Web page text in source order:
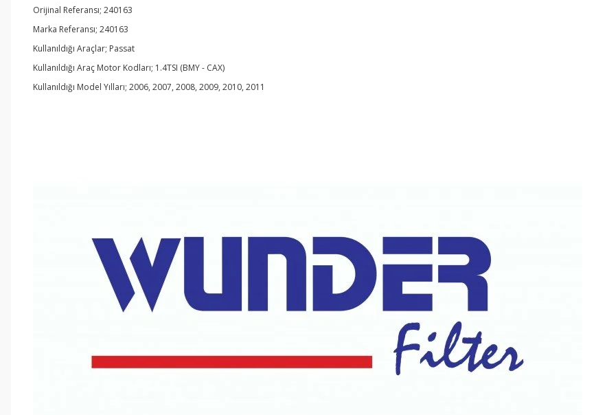
Orijinal Referansı; 240163
Marka Referansı; 240163
Kullanıldığı Araçlar; Passat
Kullanıldığı Araç Motor Kodları; 1.4TSI (BMY - CAX)
Kullanıldığı Model Yılları; 2006, 2007, 2008, 2009, 2010, 2011